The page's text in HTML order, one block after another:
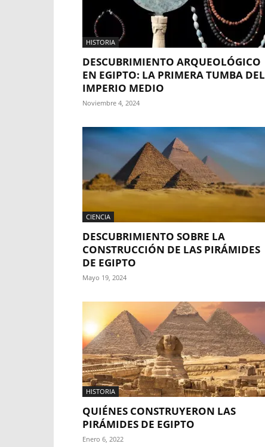
HISTORIA
DESCUBRIMIENTO ARQUEOLÓGICO
EN EGIPTO: LA PRIMERA TUMBA DEL
IMPERIO MEDIO
Noviembre 4, 2024
CIENCIA
DESCUBRIMIENTO SOBRE LA
CONSTRUCCIÓN DE LAS PIRÁMIDES
DE EGIPTO
Mayo 19, 2024
HISTORIA
QUIÉNES CONSTRUYERON LAS
PIRÁMIDES DE EGIPTO
Enero 6, 2022